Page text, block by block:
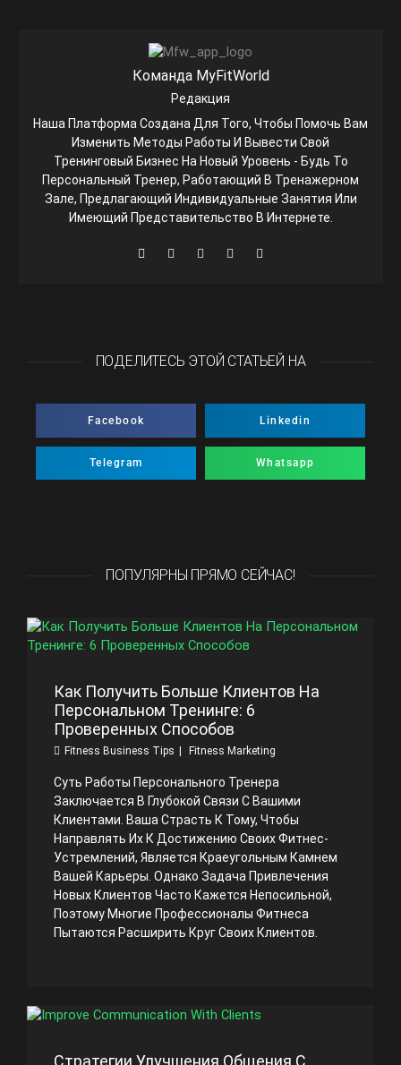
Команда MyFitWorld
Редакция
Наша Платформа Создана Для Того, Чтобы Помочь Вам
Изменить Методы Работы И Вывести Свой
Тренинговый Бизнес На Новый Уровень - Будь То
Персональный Тренер, Работающий В Тренажерном
Зале, Предлагающий Индивидуальные Занятия Или
Имеющий Представительство В Интернете.
ПОДЕЛИТЕСЬ ЭТОЙ СТАТЬЕЙ НА
Facebook Linkedin
Telegram Whatsapp
ПОПУЛЯРНЫ ПРЯМО СЕЙЧАС!
Как Получить Больше Клиентов На
Персональном Тренинге: 6
Проверенных Способов
Fitness Business Tips Fitness Marketing
Суть Работы Персонального Тренера
Заключается В Глубокой Связи С Вашими
Клиентами. Ваша Страсть К Тому, Чтобы
Направлять Их К Достижению Своих Фитнес-
Устремлений, Является Краеугольным Камнем
Вашей Карьеры. Однако Задача Привлечения
Новых Клиентов Часто Кажется Непосильной,
Поэтому Многие Профессионалы Фитнеса
Пытаются Расширить Круг Своих Клиентов.
Стратегии Улучшения Общения С